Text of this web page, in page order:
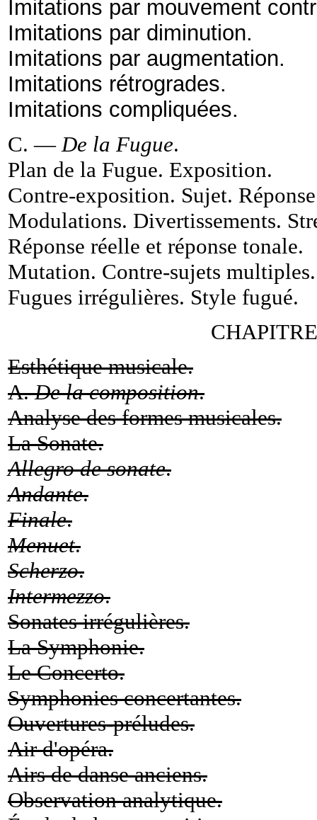
Imitations par mouvement
Imitations par diminution.
Imitations par augmentation.
Imitations rétrogrades.
Imitations compliquées.
C. — De la Fugue.
Plan de la Fugue. Exposition.
Contre-exposition. Sujet.
Modulations. Divertissements.
Réponse réelle et réponse tonale.
Mutation. Contre-sujets multiples.
Fugues irrégulières. Style fugué.
Esthétique musicale.
A.De la composition.
Analyse des formes musicales.
La Sonate.
Allegro de sonate.
Andante.
Finale.
Menuet.
Scherzo.
Intermezzo.
Sonates irrégulières.
La Symphonie.
Le Concerto.
Symphonies concertantes.
Ouvertures-préludes.
Air d'opéra.
Airs de danse anciens.
Observation analytique.